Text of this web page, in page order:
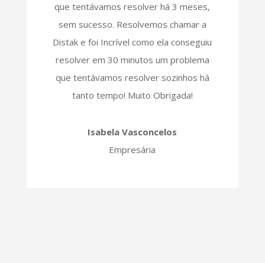
que tentávamos resolver há 3 meses,
sem sucesso. Resolvemos chamar a
Distak e foi Incrível como ela conseguiu
resolver em 30 minutos um problema
que tentávamos resolver sozinhos há
tanto tempo! Muito Obrigada!
Isabela Vasconcelos
Empresária